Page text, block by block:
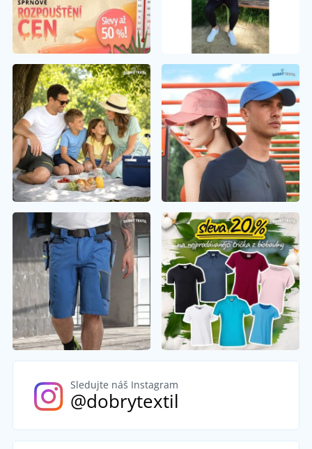
Sledujte náš Instagram
@dobrytextil